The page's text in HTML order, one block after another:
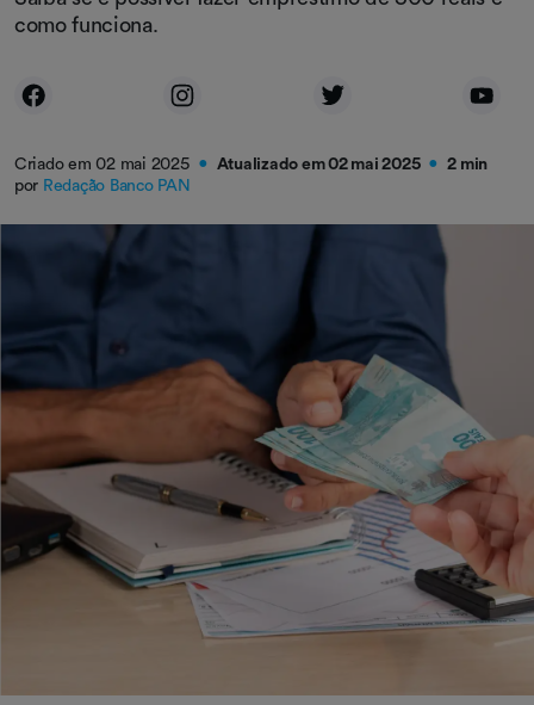
como funciona.
Criado em 02 mai 2025 ● Atualizado em 02 mai 2025 ●
2 min
por Redação Banco PAN